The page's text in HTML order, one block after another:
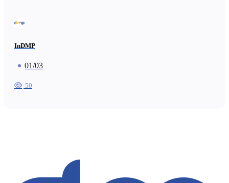
InDMP
01/03
50